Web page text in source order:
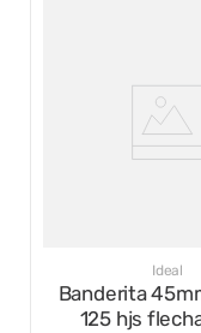
Ideal
Banderita
125 hjs